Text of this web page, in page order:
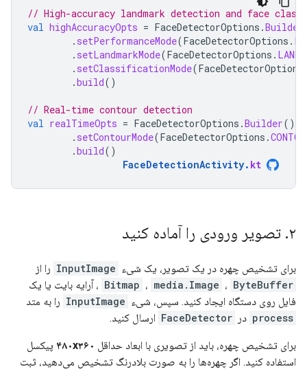
// High-accuracy landmark detection and face
val highAccuracyOpts = FaceDetectorOptions .Builder
. setPerformanceMode(FaceDetectorOptions .
. setLandmarkMode(FaceDetectorOptions .
. setClassificationMode(FaceDetectorOptions
.build()
// Real-time contour detection
val realTimeOpts = FaceDetectorOptions .Builder()
. setContourMode(FaceDetectorOptions .
.build()
FaceDetectionActivity. kt
۲. تصویر ورودی را آماده کنید
برای تشخیص چهره در یک تصویر، یک شیء InputImage را از
Bitmap ، media.Image ، ByteBuffer
، آرایه بایت یا یک
فایل روی دستگاه ایجاد کنید. سپس، شیء InputImage را به متد
process در FaceDetector ارسال کنید.
برای تشخیص چهره، باید از تصویری با ابعاد حداقل ۴۸۰x۳۶۰ پیکسل
استفاده کنید. اگر چهره‌ها را به صورت بلادرنگ تشخیص می‌دهید، ثبت